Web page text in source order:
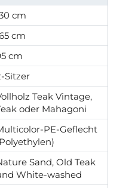
cm
cm
cm
Sitzer
Teak Vintage,
oder Mahagoni
PE-Geflecht
Sand, Old Teak
White-washed